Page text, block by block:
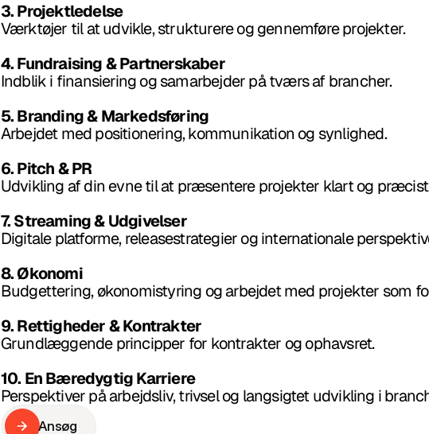
3. Projektledelse
Værktøjer til at udvikle, strukturere og gennemføre projekter.
4. Fundraising & Partnerskaber
Indblik i finansiering og samarbejder på tværs af brancher.
5. Branding & Markedsføring
Arbejdet med positionering, kommunikation og synlighed.
6. Pitch & PR
Udvikling af din evne til at præsentere projekter klart og
7. Streaming & Udgivelser
Digitale platforme, releasestrategier og internationale
8. Økonomi
Budgettering, økonomistyring og arbejdet med projekter som
9. Rettigheder & Kontrakter
Grundlæggende principper for kontrakter og ophavsret.
10. En Bæredygtig Karriere
Perspektiver på arbejdsliv, trivsel og langsigtet udvikling i
Ansøg